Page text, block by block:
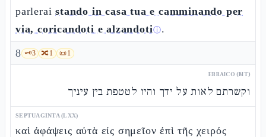
parleraistando in casa tua e camminando per
via, coricandoti e alzandotiⓘ.
8 🗝️3 🔀1 📜1
EBRAICO (MT)
וקשרתם לאות על ידך והיו לטטפת בין עיניך
SEPTUAGINTA (LXX)
καὶ ἀφάψεις αὐτὰ εἰς σημεῖον ἐπὶ τῆς χειρός